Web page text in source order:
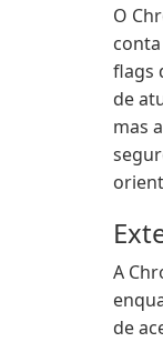
O
flags
de
mas
A
de